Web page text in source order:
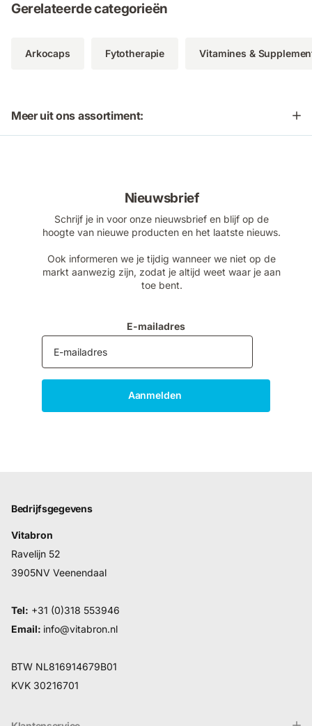
Gerelateerde categorieën
Arkocaps Fytotherapie Vitamines &
Meer uit ons assortiment:
Nieuwsbrief
Schrijf je in voor onze nieuwsbrief en blijf op de
hoogte van nieuwe producten en het laatste nieuws.
Ook informeren we je tijdig wanneer we niet op de
markt aanwezig zijn, zodat je altijd weet waar je aan
toe bent.
E-mailadres
Aanmelden
Bedrijfsgegevens
Vitabron
Ravelijn 52
3905NV Veenendaal
Tel: +31 (0)318 553946
Email: info@vitabron.nl
BTW NL816914679B01
KVK 30216701